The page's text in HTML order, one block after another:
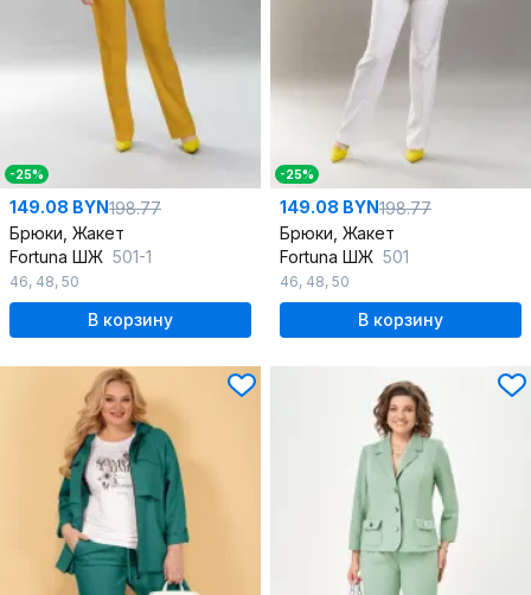
-25%
149.08 BYN198.77
Брюки, Жакет
Fortuna ШЖ 501-1
46, 48, 50
В корзину
-25%
149.08 BYN198.77
Брюки, Жакет
Fortuna ШЖ 501
46, 48, 50
В корзину